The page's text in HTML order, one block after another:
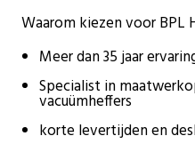
Waarom kiezen voor BPL
Meer dan 35 jaar
Specialist in
vacuümheffers
korte levertijden en